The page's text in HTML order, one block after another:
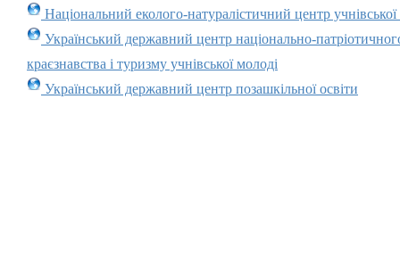
Національний еколого-натуралістичний центр учнівської
Український державний центр національно-
краєзнавства і туризму учнівської молоді
Український державний центр позашкільної освіти